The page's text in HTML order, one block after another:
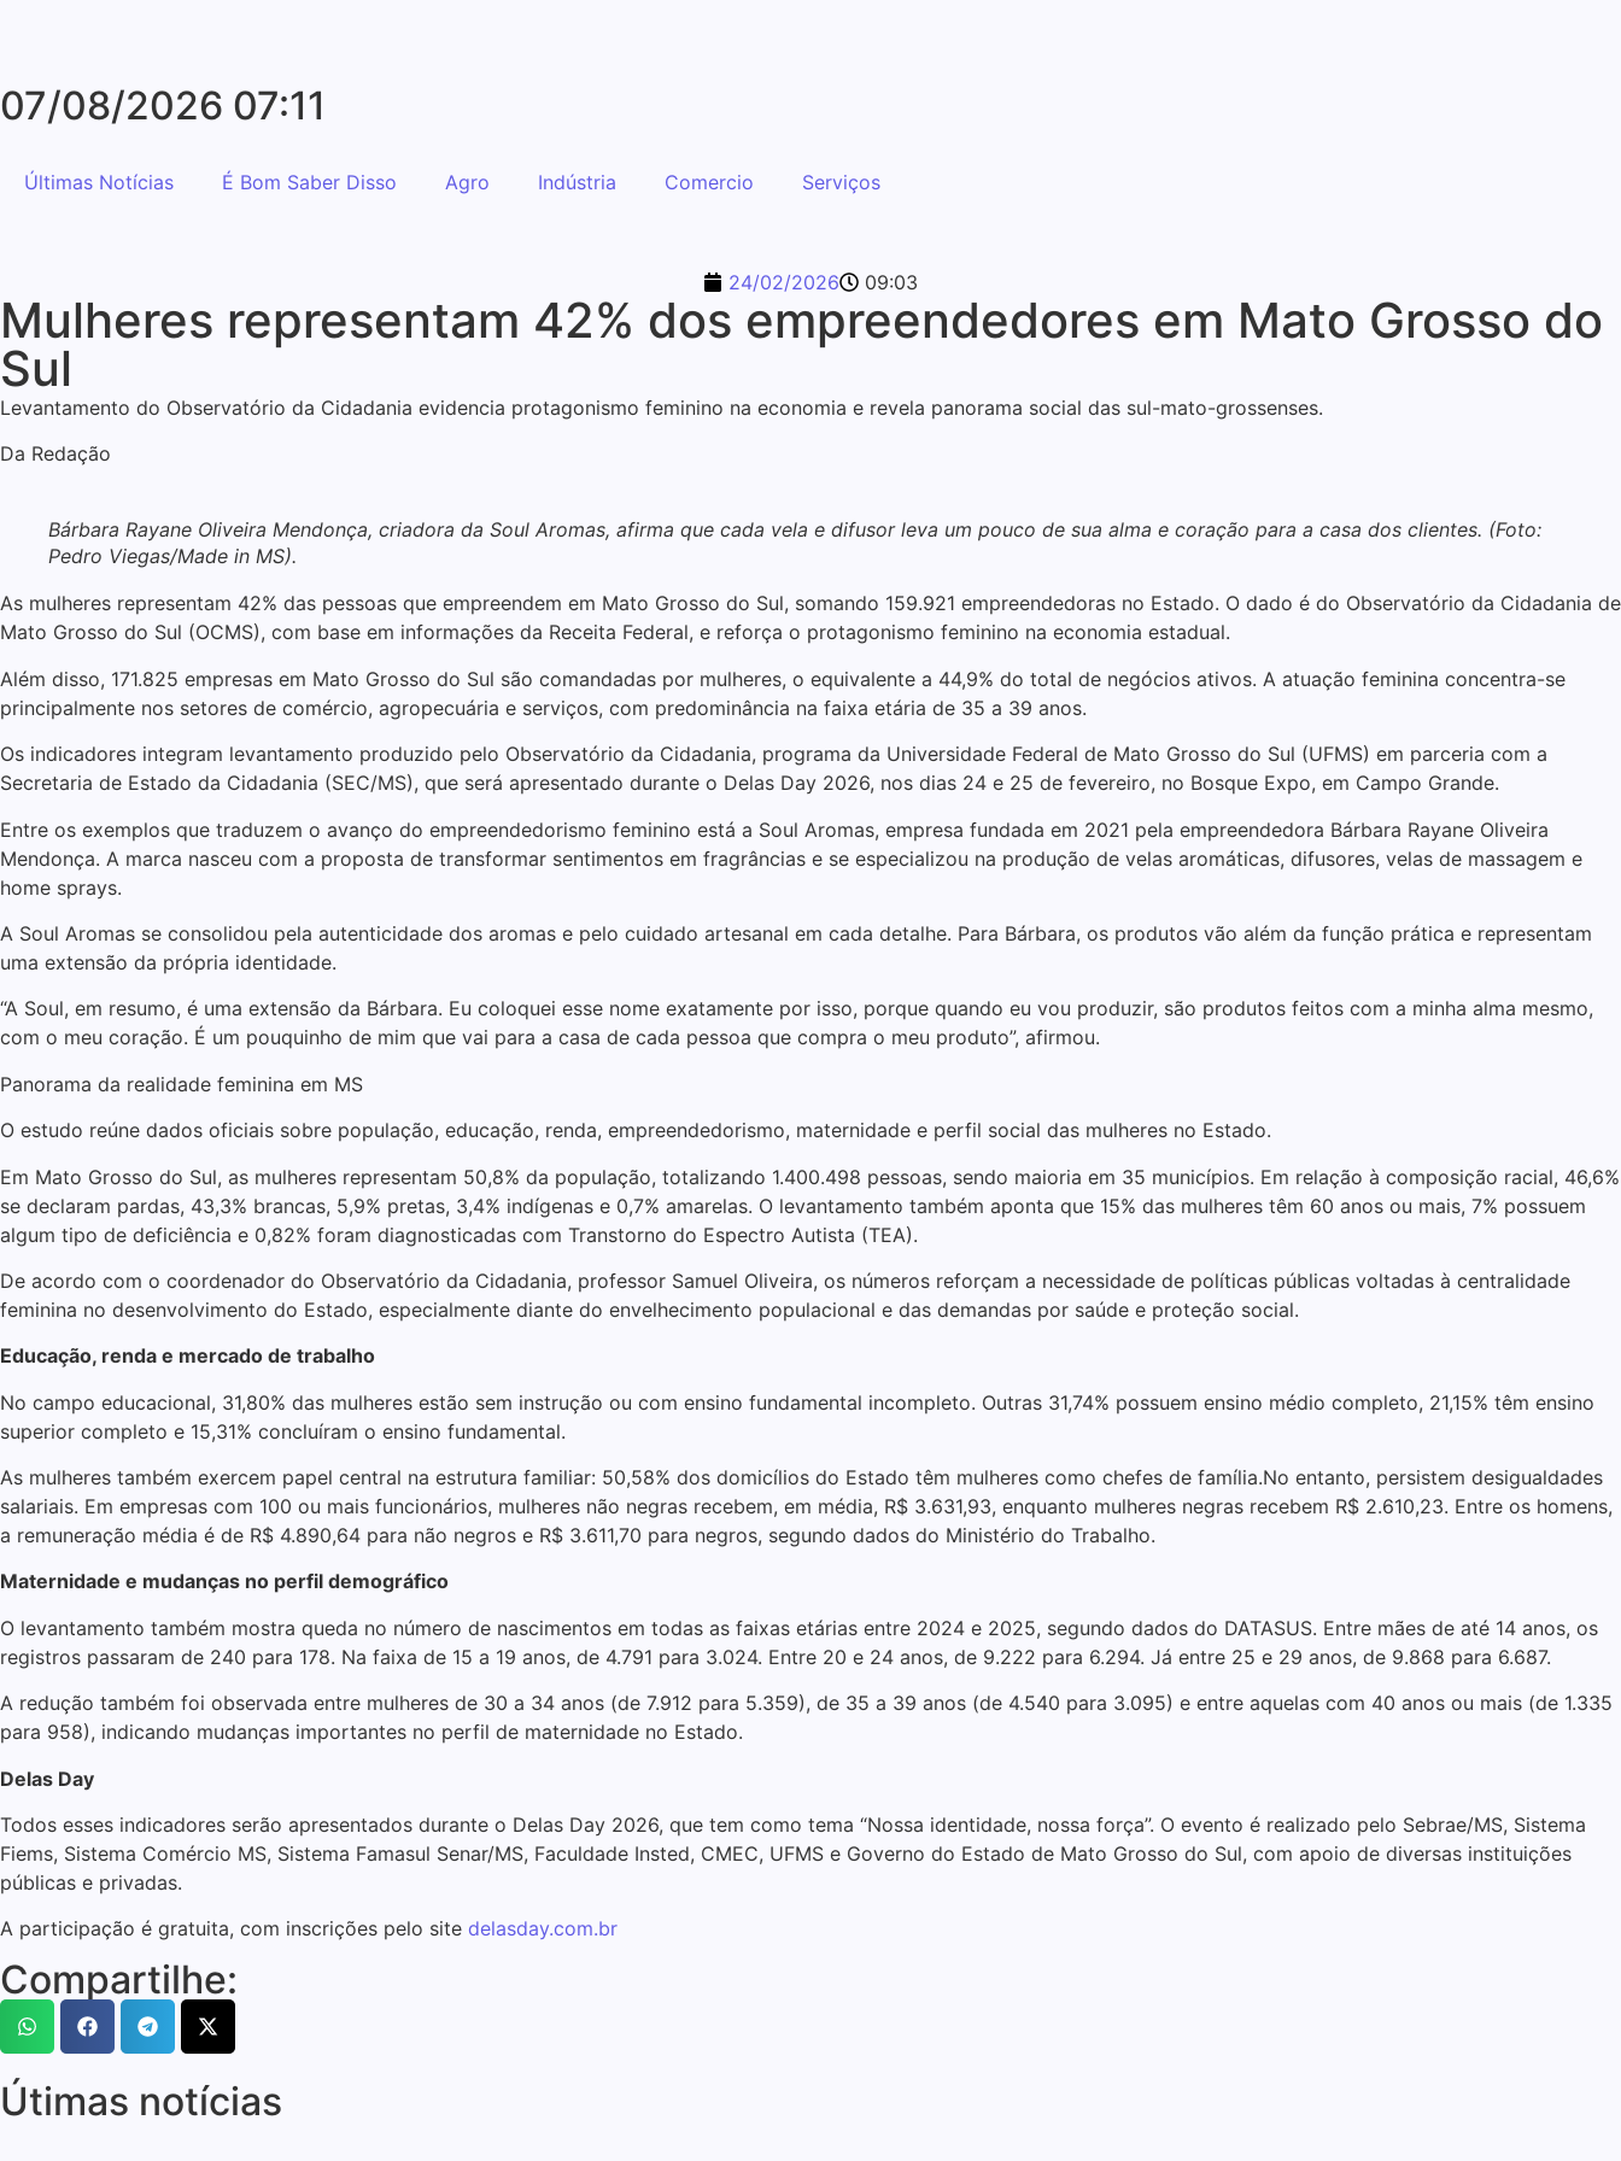
07/08/2026 07:11
Últimas Notícias É Bom Saber Disso Agro Indústria Comercio Serviços
24/02/2026 09:03
Mulheres representam 42% dos empreendedores em Mato Grosso do
Sul
Levantamento do Observatório da Cidadania evidencia protagonismo feminino na economia e revela panorama social das sul-mato-grossenses.
Da Redação
Bárbara Rayane Oliveira Mendonça, criadora da Soul Aromas, afirma que cada vela e difusor leva um pouco de sua alma e coração para a casa dos clientes. (Foto:
Pedro Viegas/Made in MS).
As mulheres representam 42% das pessoas que empreendem em Mato Grosso do Sul, somando 159.921 empreendedoras no Estado. O dado é do Observatório da Cidadania de
Mato Grosso do Sul (OCMS), com base em informações da Receita Federal, e reforça o protagonismo feminino na economia estadual.
Além disso, 171.825 empresas em Mato Grosso do Sul são comandadas por mulheres, o equivalente a 44,9% do total de negócios ativos. A atuação feminina concentra-se
principalmente nos setores de comércio, agropecuária e serviços, com predominância na faixa etária de 35 a 39 anos.
Os indicadores integram levantamento produzido pelo Observatório da Cidadania, programa da Universidade Federal de Mato Grosso do Sul (UFMS) em parceria com a
Secretaria de Estado da Cidadania (SEC/MS), que será apresentado durante o Delas Day 2026, nos dias 24 e 25 de fevereiro, no Bosque Expo, em Campo Grande.
Entre os exemplos que traduzem o avanço do empreendedorismo feminino está a Soul Aromas, empresa fundada em 2021 pela empreendedora Bárbara Rayane Oliveira
Mendonça. A marca nasceu com a proposta de transformar sentimentos em fragrâncias e se especializou na produção de velas aromáticas, difusores, velas de massagem e
home sprays.
A Soul Aromas se consolidou pela autenticidade dos aromas e pelo cuidado artesanal em cada detalhe. Para Bárbara, os produtos vão além da função prática e representam
uma extensão da própria identidade.
“A Soul, em resumo, é uma extensão da Bárbara. Eu coloquei esse nome exatamente por isso, porque quando eu vou produzir, são produtos feitos com a minha alma mesmo,
com o meu coração. É um pouquinho de mim que vai para a casa de cada pessoa que compra o meu produto”, afirmou.
Panorama da realidade feminina em MS
O estudo reúne dados oficiais sobre população, educação, renda, empreendedorismo, maternidade e perfil social das mulheres no Estado.
Em Mato Grosso do Sul, as mulheres representam 50,8% da população, totalizando 1.400.498 pessoas, sendo maioria em 35 municípios. Em relação à composição racial, 46,6%
se declaram pardas, 43,3% brancas, 5,9% pretas, 3,4% indígenas e 0,7% amarelas. O levantamento também aponta que 15% das mulheres têm 60 anos ou mais, 7% possuem
algum tipo de deficiência e 0,82% foram diagnosticadas com Transtorno do Espectro Autista (TEA).
De acordo com o coordenador do Observatório da Cidadania, professor Samuel Oliveira, os números reforçam a necessidade de políticas públicas voltadas à centralidade
feminina no desenvolvimento do Estado, especialmente diante do envelhecimento populacional e das demandas por saúde e proteção social.
Educação, renda e mercado de trabalho
No campo educacional, 31,80% das mulheres estão sem instrução ou com ensino fundamental incompleto. Outras 31,74% possuem ensino médio completo, 21,15% têm ensino
superior completo e 15,31% concluíram o ensino fundamental.
As mulheres também exercem papel central na estrutura familiar: 50,58% dos domicílios do Estado têm mulheres como chefes de família.No entanto, persistem desigualdades
salariais. Em empresas com 100 ou mais funcionários, mulheres não negras recebem, em média, R$ 3.631,93, enquanto mulheres negras recebem R$ 2.610,23. Entre os homens,
a remuneração média é de R$ 4.890,64 para não negros e R$ 3.611,70 para negros, segundo dados do Ministério do Trabalho.
Maternidade e mudanças no perfil demográfico
O levantamento também mostra queda no número de nascimentos em todas as faixas etárias entre 2024 e 2025, segundo dados do DATASUS. Entre mães de até 14 anos, os
registros passaram de 240 para 178. Na faixa de 15 a 19 anos, de 4.791 para 3.024. Entre 20 e 24 anos, de 9.222 para 6.294. Já entre 25 e 29 anos, de 9.868 para 6.687.
A redução também foi observada entre mulheres de 30 a 34 anos (de 7.912 para 5.359), de 35 a 39 anos (de 4.540 para 3.095) e entre aquelas com 40 anos ou mais (de 1.335
para 958), indicando mudanças importantes no perfil de maternidade no Estado.
Delas Day
Todos esses indicadores serão apresentados durante o Delas Day 2026, que tem como tema “Nossa identidade, nossa força”. O evento é realizado pelo Sebrae/MS, Sistema
Fiems, Sistema Comércio MS, Sistema Famasul Senar/MS, Faculdade Insted, CMEC, UFMS e Governo do Estado de Mato Grosso do Sul, com apoio de diversas instituições
públicas e privadas.
A participação é gratuita, com inscrições pelo site delasday.com.br
Compartilhe:
Útimas notícias